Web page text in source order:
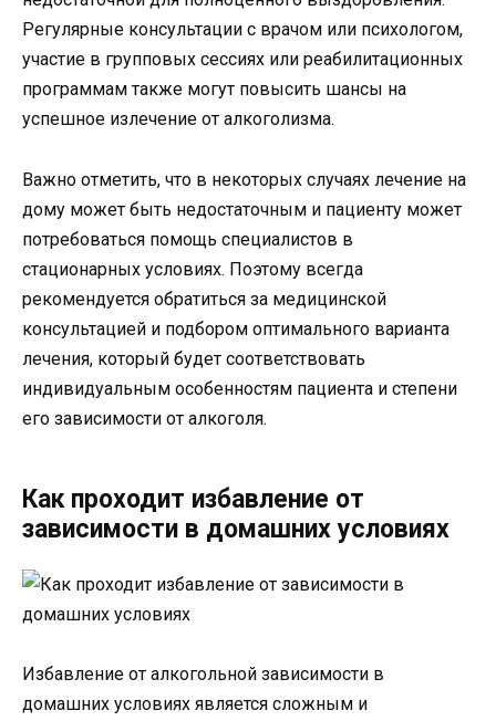
Регулярные консультации с врачом или психологом,
участие в групповых сессиях или реабилитационных
программам также могут повысить шансы на
успешное излечение от алкоголизма.
Важно отметить, что в некоторых случаях лечение на
дому может быть недостаточным и пациенту может
потребоваться помощь специалистов в
стационарных условиях. Поэтому всегда
рекомендуется обратиться за медицинской
консультацией и подбором оптимального варианта
лечения, который будет соответствовать
индивидуальным особенностям пациента и степени
его зависимости от алкоголя.
Как проходит избавление от
зависимости в домашних условиях
Избавление от алкогольной зависимости в
домашних условиях является сложным и